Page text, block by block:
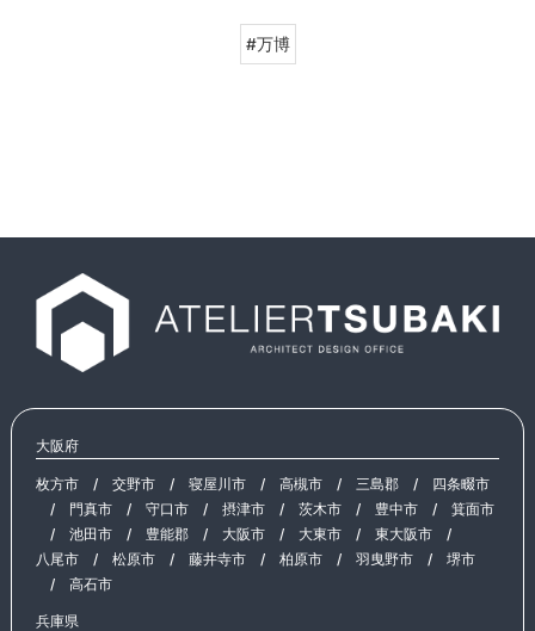
#万博
大阪府
枚方市/ 交野市/ 寝屋川市/ 高槻市/ 三島郡/ 四条畷市
/ 門真市/ 守口市/ 摂津市/ 茨木市/ 豊中市/ 箕面市
/ 池田市/ 豊能郡/ 大阪市/ 大東市/ 東大阪市/
八尾市/ 松原市/ 藤井寺市/ 柏原市/ 羽曳野市/ 堺市
/ 高石市
兵庫県